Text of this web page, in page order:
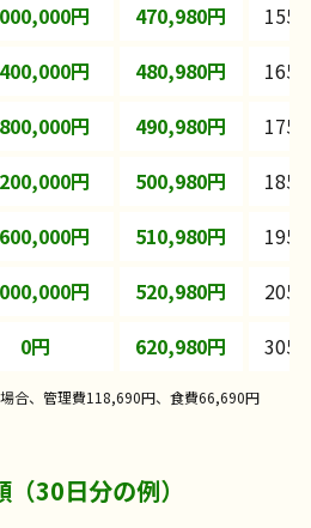
円
470,980円
円 480,980円
円
490,980円
円
500,980円
円
510,980円
円
520,980円
0円 620,980円
合、管理費118,690円、食費66,690円
30日分の例）